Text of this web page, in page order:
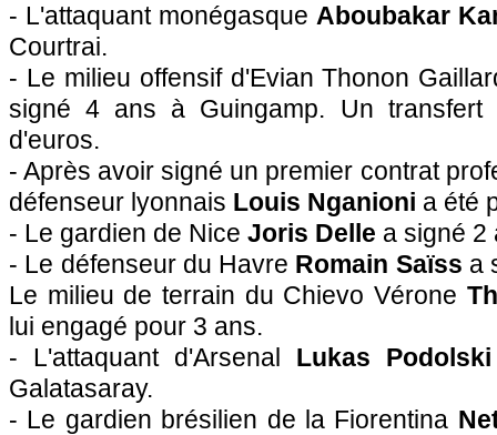
- L'attaquant monégasque Aboubakar
Courtrai.
- Le milieu offensif d'Evian Thonon
signé 4 ans à Guingamp. Un transfert
d'euros.
- Après avoir signé un premier contrat
défenseur lyonnais Louis Nganioni a été
- Le gardien de Nice Joris Delle a signé 2
- Le défenseur du Havre Romain Saïss a
Le milieu de terrain du Chievo Vérone
lui engagé pour 3 ans.
- L'attaquant d'Arsenal Lukas Podolski
Galatasaray.
- Le gardien brésilien de la Fiorentina